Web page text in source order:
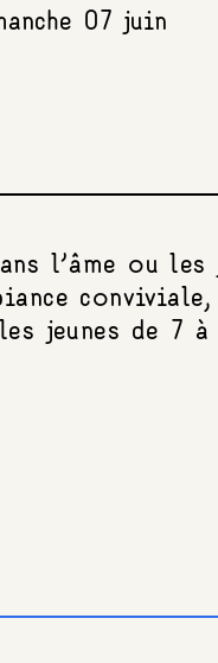
07 juin
l’âme ou
conviviale,
jeunes de 7 à